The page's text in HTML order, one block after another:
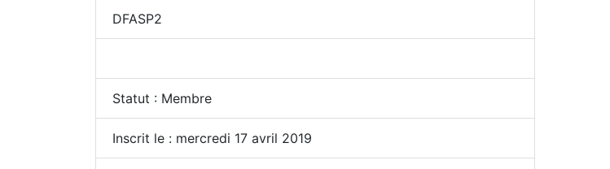
DFASP2
Statut : Membre
Inscrit le : mercredi 17 avril 2019